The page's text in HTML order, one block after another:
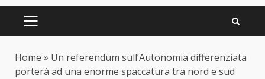
PRIMARY
Home » Un referendum sull’Autonomia differenziata
porterà ad una enorme spaccatura tra nord e sud